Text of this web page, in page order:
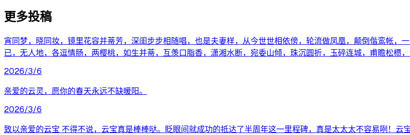
更多投稿
宵同梦，晓同妆，镜里花容并蒂芳，深闺步步相随唱，也是夫妻样，从今世世相依傍，轮流做凤凰，颠倒偕鸾帐，
已，无人地，各逗情肠，两樱桃，如生并蒂，互羡口脂香，潇湘水断，宛委山倾，珠沉圆折，玉碎连城，甫瞻松槚
2026/3/6
亲爱的云灵，愿你的春天永远不缺暖阳。
2026/3/6
致以亲爱的云宝 不得不说，云宝真是棒棒哒。眨眼间就成功的抵达了半周年这一里程碑，真是太太太不容易咧！